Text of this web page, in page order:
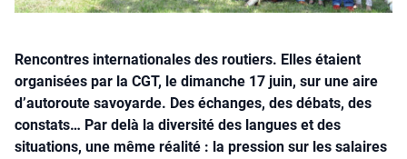
Rencontres internationales des routiers. Elles étaient
organisées par la CGT, le dimanche 17 juin, sur une aire
d’autoroute savoyarde. Des échanges, des débats, des
constats… Par delà la diversité des langues et des
situations, une même réalité : la pression sur les salaires